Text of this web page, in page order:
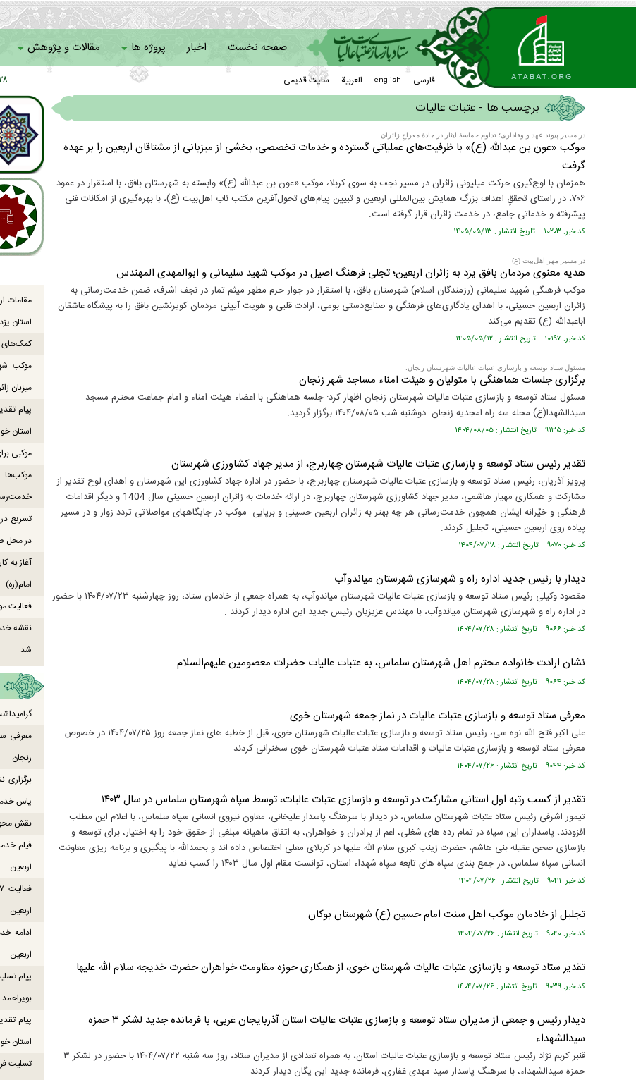
صفحه نخست اخبار پروژه ها مقالات و پژوهش
سامانه خادمان فارسی english العربیة سایت قدیمی ۲۸ :
برچسب ها - عتبات عالیات
در مسیر پیوند عهد و وفاداری؛ تداوم حماسهٔ ایثار در جادهٔ معراجِ زائران
موکب «عون بن عبدالله (ع)» با ظرفیت‌های عملیاتی گسترده و خدمات تخصصی، بخشی از میزبانی از مشتاقان اربعین را بر عهده
گرفت
همزمان با اوج‌گیری حرکت میلیونی زائران در مسیر نجف به سوی کربلا، موکب «عون بن عبدالله (ع)» وابسته به شهرستان بافق، با استقرار در عمود
۷۰۶، در راستای تحققِ اهدافِ بزرگ همایش بین‌المللی اربعین و تبیین پیام‌های تحول‌آفرین مکتب ناب اهل‌بیت (ع)، با بهره‌گیری از امکانات فنی
پیشرفته و خدماتی جامع، در خدمت زائران قرار گرفته است.
کد خبر: ۱۰۲۰۳ تاریخ انتشار : ۱۴۰۵/۰۵/۱۳
در مسیر مهر اهل‌بیت (ع)
هدیه معنوی مردمان بافق یزد به زائران اربعین؛ تجلی فرهنگ اصیل در موکب شهید سلیمانی و ابوالمهدی المهندس
موکب فرهنگی شهید سلیمانی (رزمندگان اسلام) شهرستان بافق، با استقرار در جوار حرم مطهر میثم تمار در نجف اشرف، ضمن خدمت‌رسانی به
زائران اربعین حسینی، با اهدای یادگاری‌های فرهنگی و صنایع‌دستی بومی، ارادت قلبی و هویت آیینی مردمان کویرنشین بافق را به پیشگاه عاشقان
اباعبدالله (ع) تقدیم می‌کند.
کد خبر: ۱۰۱۹۷ تاریخ انتشار : ۱۴۰۵/۰۵/۱۲
مسئول ستاد توسعه و بازسازی عتبات عالیات شهرستان زنجان:
برگزاری جلسات هماهنگی با متولیان و هیئت امناء مساجد شهر زنجان
مسئول ستاد توسعه و بازسازی عتبات عالیات شهرستان زنجان اظهار کرد: جلسه هماهنگی با اعضاء هیئت امناء و امام جماعت محترم مسجد
سیدالشهدا(ع) محله سه راه امجدیه زنجان دوشنبه شب ۱۴۰۴/۰۸/۰۵ برگزار گردید.
کد خبر: ۹۱۳۵ تاریخ انتشار : ۱۴۰۴/۰۸/۰۵
تقدیر رئیس ستاد توسعه و بازسازی عتبات عالیات شهرستان چهاربرج، از مدیر جهاد کشاورزی شهرستان
پرویز آذریان، رئیس ستاد توسعه و بازسازی عتبات عالیات شهرستان چهاربرج، با حضور در اداره جهاد کشاورزی این شهرستان و اهدای لوح تقدیر از
مشارکت و همکاری مهیار هاشمی، مدیر جهاد کشاورزی شهرستان چهاربرج، در ارائه خدمات به زائران اربعین حسینی سال 1404 و دیگر اقدامات
فرهنگی و خیِّرانه ایشان همچون خدمت‌رسانی هر چه بهتر به زائران اربعین حسینی و برپایی موکب در جایگاههای مواصلاتی تردد زوار و در مسیر
پیاده روی اربعین حسینی، تجلیل کردند.
کد خبر: ۹۰۷۰ تاریخ انتشار : ۱۴۰۴/۰۷/۲۸
دیدار با رئیس جدید اداره راه و شهرسازی شهرستان میاندوآب
مقصود وکیلی رئیس ستاد توسعه و بازسازی عتبات عالیات شهرستان میاندوآب، به همراه جمعی از خادمان ستاد، روز چهارشنبه ۱۴۰۴/۰۷/۲۳ با حضور
در اداره راه و شهرسازی شهرستان میاندوآب، با مهندس عزیزیان رئیس جدید این اداره دیدار کردند .
کد خبر: ۹۰۶۶ تاریخ انتشار : ۱۴۰۴/۰۷/۲۸
نشان ارادت خانواده محترم اهل شهرستان سلماس، به عتبات عالیات حضرات معصومین علیهم‌السلام
کد خبر: ۹۰۶۴ تاریخ انتشار : ۱۴۰۴/۰۷/۲۸
معرفی ستاد توسعه و بازسازی عتبات عالیات در نماز جمعه شهرستان خوی
علی اکبر فتح الله نوه سی، رئیس ستاد توسعه و بازسازی عتبات عالیات شهرستان خوی، قبل از خطبه های نماز جمعه روز ۱۴۰۴/۰۷/۲۵ در خصوص
معرفی ستاد توسعه و بازسازی عتبات عالیات و اقدامات ستاد عتبات شهرستان خوی سخنرانی کردند .
کد خبر: ۹۰۴۴ تاریخ انتشار : ۱۴۰۴/۰۷/۲۶
تقدیر از کسب رتبه اول استانی مشارکت در توسعه و بازسازی عتبات عالیات، توسط سپاه شهرستان سلماس در سال ۱۴۰۳
تیمور اشرفی رئیس ستاد عتبات شهرستان سلماس، در دیدار با سرهنگ پاسدار علیخانی، معاون نیروی انسانی سپاه سلماس، با اعلام این مطلب
افزودند، پاسداران این سپاه در تمام رده های شغلی، اعم از برادران و خواهران، به اتفاق ماهیانه مبلغی از حقوق خود را به اختیار، برای توسعه و
بازسازی صحن عقیله بنی هاشم، حضرت زینب کبری سلام الله علیها در کربلای معلی اختصاص داده اند و بحمدالله با پیگیری و برنامه ریزی معاونت
انسانی سپاه سلماس، در جمع بندی سپاه های تابعه سپاه شهداء استان، توانست مقام اول سال ۱۴۰۳ را کسب نماید .
کد خبر: ۹۰۴۱ تاریخ انتشار : ۱۴۰۴/۰۷/۲۶
تجلیل از خادمان موکب اهل سنت امام حسین (ع) شهرستان بوکان
کد خبر: ۹۰۴۰ تاریخ انتشار : ۱۴۰۴/۰۷/۲۶
تقدیر ستاد توسعه و بازسازی عتبات عالیات شهرستان خوی، از همکاری حوزه مقاومت خواهران حضرت خدیجه سلام الله علیها
کد خبر: ۹۰۳۹ تاریخ انتشار : ۱۴۰۴/۰۷/۲۶
دیدار رئیس و جمعی از مدیران ستاد توسعه و بازسازی عتبات عالیات استان آذربایجان غربی، با فرمانده جدید لشکر ۳ حمزه
سیدالشهداء
قنبر کربم نژاد رئیس ستاد توسعه و بازسازی عتبات عالیات استان، به همراه تعدادی از مدیران ستاد، روز سه شنبه ۱۴۰۴/۰۷/۲۲ با حضور در لشکر ۳
حمزه سیدالشهداء، با سرهنگ پاسدار سید مهدی غفاری، فرمانده جدید این یگان دیدار کردند .
مقامات
استان
کمک‌های
میزبان
پیام
استان
موکبی
تسریع
در محل
آغاز به
امام(ره)
فعالیت موکب میناب
شد
معرفی
زنجان
پاس
نقش
فیلم
اربعین
اربعین
ادامه
اربعین
پیام
پیام
استان
تسلیت